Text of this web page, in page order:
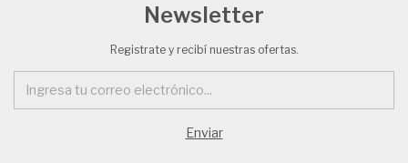
Newsletter
Registrate y recibí nuestras ofertas.